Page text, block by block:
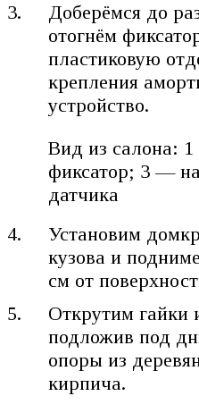
Доберёмся до
отогнём
пластиковую
крепления
устройство.
Вид из салона:
фиксатор; 3 —
датчика
Установим
кузова и
см от
Открутим гайки
подложив под
опоры из
кирпича.